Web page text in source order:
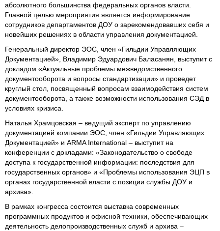
абсолютного большинства федеральных органов власти.
Главной целью мероприятия является информирование
сотрудников департаментов ДОУ о зарекомендовавших себя и
новейших решениях в области управления документацией.
Генеральный директор ЭОС, член «Гильдии Управляющих
Документацией», Владимир Эдуардович Баласанян, выступит с
докладом «Актуальные проблемы межведомственного
документооборота и вопросы стандартизации» и проведет
круглый стол, посвященный вопросам взаимодействия систем
документооборота, а также возможности использования СЭД в
условиях кризиса.
Наталья Храмцовская – ведущий эксперт по управлению
документацией компании ЭОС, член «Гильдии Управляющих
Документацией» и ARMA International – выступит на
конференции с докладами: «Законодательство о свободе
доступа к государственной информации: последствия для
государственных органов» и «Проблемы использования ЭЦП в
органах государственной власти с позиции службы ДОУ и
архива».
В рамках конгресса состоится выставка современных
программных продуктов и офисной техники, обеспечивающих
деятельность делопроизводственных служб и архива –